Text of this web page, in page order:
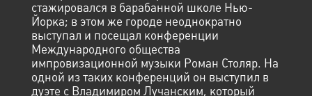
стажировался в барабанной школе Нью-
Йорка; в этом же городе неоднократно
выступал и посещал конференции
Международного общества
импровизационной музыки Роман Столяр. На
одной из таких конференций он выступил в
дуэте с Владимиром Лучанским, который